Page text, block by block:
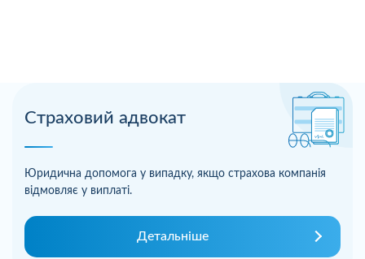
Страховий адвокат
Юридична допомога у випадку, якщо страхова компанія
відмовляє у виплаті.
Детальніше